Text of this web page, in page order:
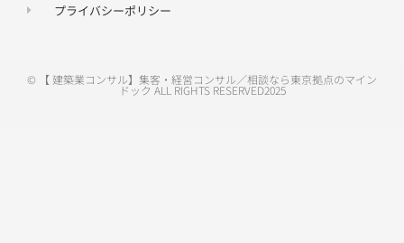
プライバシーポリシー
© 【 建築業コンサル】集客・経営コンサル／相談なら東京拠点のマイン
ドック ALL RIGHTS RESERVED2025